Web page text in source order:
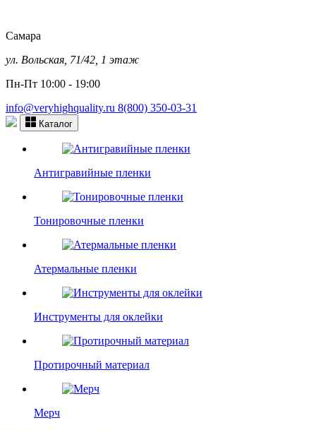
Самара
ул. Вольская, 71/42, 1 этаж
Пн-Пт 10:00 - 19:00
info@veryhighquality.ru 8(800) 350-03-31
Каталог
Антигравийные пленки
Тонировочные пленки
Атермальные пленки
Инструменты для оклейки
Протирочный материал
Мерч